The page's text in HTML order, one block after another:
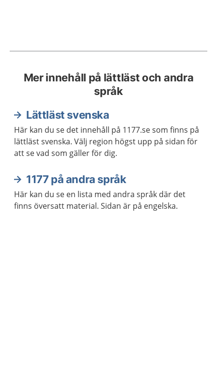
Mer innehåll på lättläst och andra
språk
Lättläst svenska
Här kan du se det innehåll på 1177.se som finns på
lättläst svenska. Välj region högst upp på sidan för
att se vad som gäller för dig.
1177 på andra språk
Här kan du se en lista med andra språk där det
finns översatt material. Sidan är på engelska.